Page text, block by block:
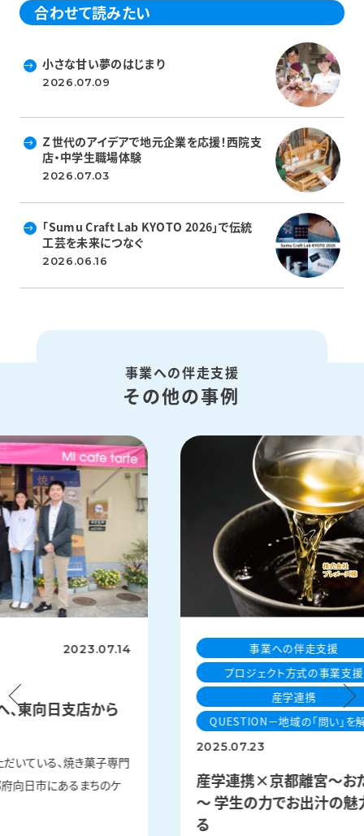
合わせて読みたい
小さな甘い夢のはじまり
2026.07.09
Ｚ世代のアイデアで地元企業を応援！西院支
店・中学生職場体験
2026.07.03
「Sumu Craft Lab KYOTO 2026」で伝統
工芸を未来につなぐ
2026.06.16
事業への伴走支援
その他の事例
2023.07.14
、東向日支店から
いている、焼き菓子専門
府向日市にあるまちのケ
事業への伴走支援
プロジェクト方式の事業支援
産学連携
QUESTION－地域の「問い」を
2025.07.23
産学連携×京都離宮～お
～ 学生の力でお出汁の魅
る